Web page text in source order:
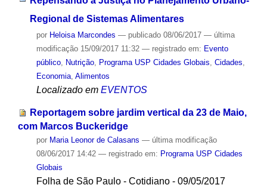
Regional de Sistemas Alimentares
por Heloisa Marcondes — publicado08/06/2017 — última
modificação15/09/2017 11:32 — registrado em: Evento
público, Nutrição, Programa USP Cidades Globais Cidades
Economia, Alimentos
Localizado em EVENTOS
Reportagem sobre jardim vertical da 23 de Maio,
com Marcos Buckeridge
por Maria Leonor de Calasans — última modificação
08/06/2017 14:42 — registrado em: Programa USP Cidades
Globais
Folha de São Paulo - Cotidiano - 09/05/2017